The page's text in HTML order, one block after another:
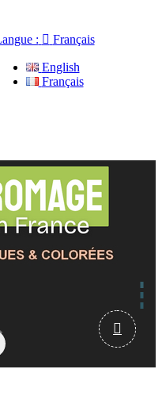
:  Français
English
Français
